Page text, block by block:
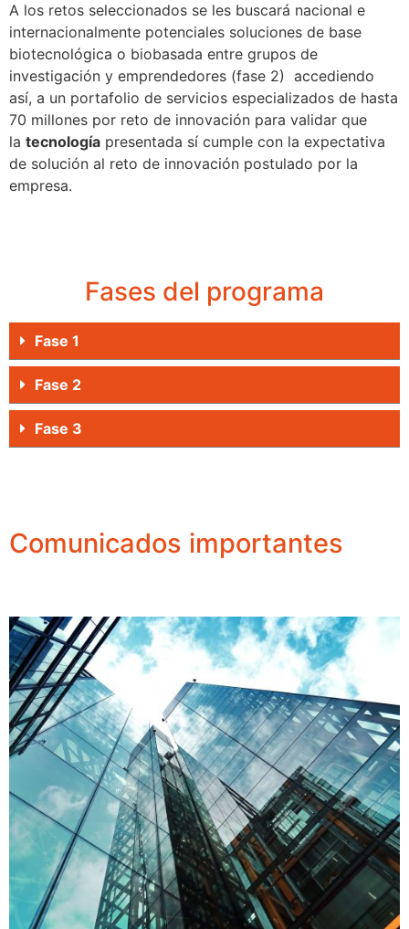
A los retos seleccionados se les buscará nacional e
internacionalmente potenciales soluciones de base
biotecnológica o biobasada entre grupos de
investigación y emprendedores (fase 2) accediendo
así, a un portafolio de servicios especializados de hasta
70 millones por reto de innovación para validar que
la tecnología presentada sí cumple con la expectativa
de solución al reto de innovación postulado por la
empresa.
Fases del programa
Fase 1
Fase 2
Fase 3
Comunicados importantes